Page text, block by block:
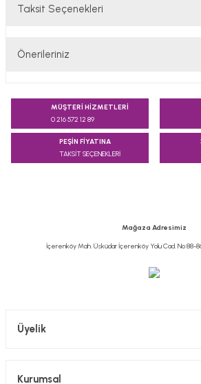
Taksit Seçenekleri
Önerileriniz
konularda yetersiz gördüğünüz noktaları
kullanarak tarafımıza iletebilirsiniz.
Ürün resmi kalitesiz, bozuk veya
MÜŞTERİ HİZMETLERİ
0 216 572 12 89
PEŞİN FİYATINA
TAKSİT SEÇENEKLERİ
Mağaza Adresimiz
İçerenköy Mah. Üsküdar İçerenköy Yolu Cad. No:88-
Üyelik
Kurumsal